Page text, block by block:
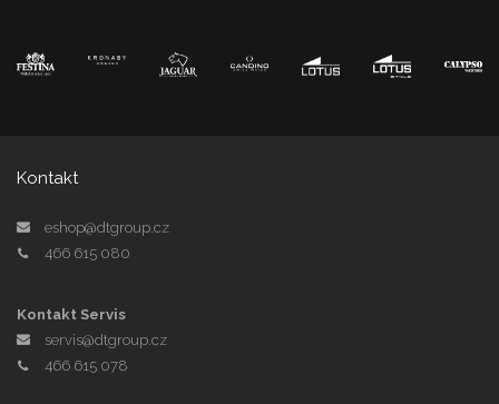
Kontakt
eshop@dtgroup.cz
466 615 080
Kontakt Servis
servis@dtgroup.cz
466 615 078